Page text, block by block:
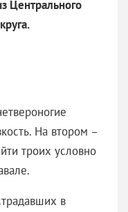
Центрального
На втором –
троих условно
в